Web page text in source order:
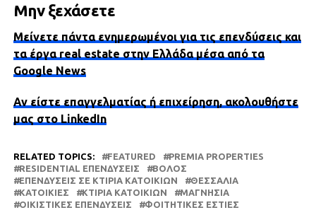
Μην ξεχάσετε
Μείνετε πάντα ενημερωμένοι για τις επενδύσεις και
τα έργα real estate στην Ελλάδα μέσα από τα
Google News
Αν είστε επαγγελματίας ή επιχείρηση, ακολουθήστε
μας στο LinkedIn
RELATED TOPICS: FEATURED
PREMIA PROPERTIES
RESIDENTIAL ΕΠΕΝΔΎΣΕΙΣ
ΒΌΛΟΣ
ΕΠΕΝΔΎΣΕΙΣ ΣΕ ΚΤΊΡΙΑ ΚΑΤΟΙΚΙΏΝ
ΘΕΣΣΑΛΙΑ
ΚΑΤΟΙΚΊΕΣ
ΚΤΊΡΙΑ ΚΑΤΟΙΚΙΏΝ
ΜΑΓΝΗΣΊΑ
ΟΙΚΙΣΤΙΚΈΣ ΕΠΕΝΔΎΣΕΙΣ
ΦΟΙΤΗΤΙΚΈΣ ΕΣΤΊΕΣ